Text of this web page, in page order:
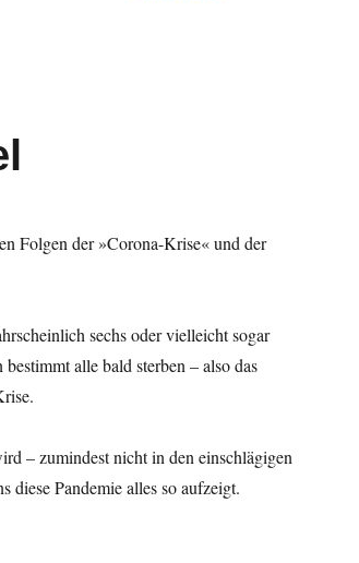
Folgen der »Corona-Krise« und der
sechs oder vielleicht sogar
alle bald sterben – also das
– zumindest nicht in den einschlägigen
diese Pandemie alles so aufzeigt.